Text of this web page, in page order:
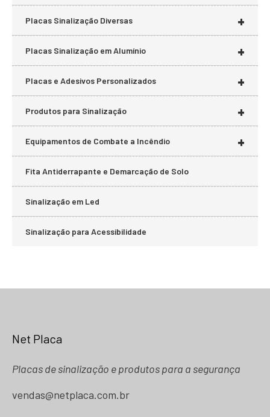
+
Placas Sinalização Diversas
+
Placas Sinalização em Alumínio
+
Placas e Adesivos Personalizados
+
Produtos para Sinalização
+
Equipamentos de Combate a Incêndio
Fita Antiderrapante e Demarcação de Solo
Sinalização em Led
Sinalização para Acessibilidade
Net Placa
Placas de sinalização e produtos para a segurança
vendas@netplaca.com.br